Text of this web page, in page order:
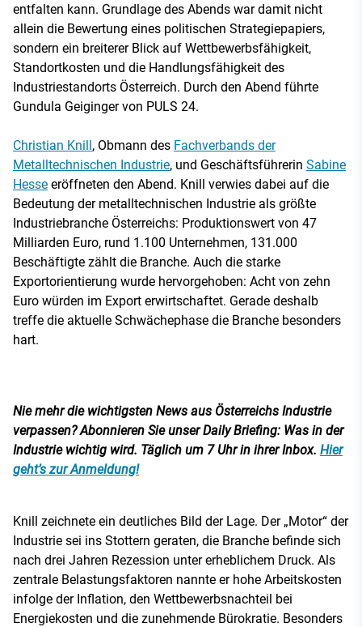
entfalten kann. Grundlage des Abends war damit nicht
allein die Bewertung eines politischen Strategiepapiers,
sondern ein breiterer Blick auf Wettbewerbsfähigkeit,
Standortkosten und die Handlungsfähigkeit des
Industriestandorts Österreich. Durch den Abend führte
Gundula Geiginger von PULS 24.
Christian Knill, Obmann des Fachverbands der
Metalltechnischen Industrie, und Geschäftsführerin Sabine
Hesse eröffneten den Abend. Knill verwies dabei auf die
Bedeutung der metalltechnischen Industrie als größte
Industriebranche Österreichs: Produktionswert von 47
Milliarden Euro, rund 1.100 Unternehmen, 131.000
Beschäftigte zählt die Branche. Auch die starke
Exportorientierung wurde hervorgehoben: Acht von zehn
Euro würden im Export erwirtschaftet. Gerade deshalb
treffe die aktuelle Schwächephase die Branche besonders
hart.
Nie mehr die wichtigsten News aus Österreichs Industrie
verpassen? Abonnieren Sie unser Daily Briefing: Was in der
Industrie wichtig wird. Täglich um 7 Uhr in ihrer Inbox. Hier
geht’s zur Anmeldung!
Knill zeichnete ein deutliches Bild der Lage. Der „Motor“ der
Industrie sei ins Stottern geraten, die Branche befinde sich
nach drei Jahren Rezession unter erheblichem Druck. Als
zentrale Belastungsfaktoren nannte er hohe Arbeitskosten
infolge der Inflation, den Wettbewerbsnachteil bei
Energiekosten und die zunehmende Bürokratie. Besonders